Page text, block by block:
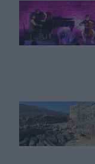
Φεστιβάλ
ΥΠΠΟ: Αυτοψία